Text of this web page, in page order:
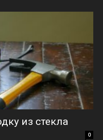
из стекла
0